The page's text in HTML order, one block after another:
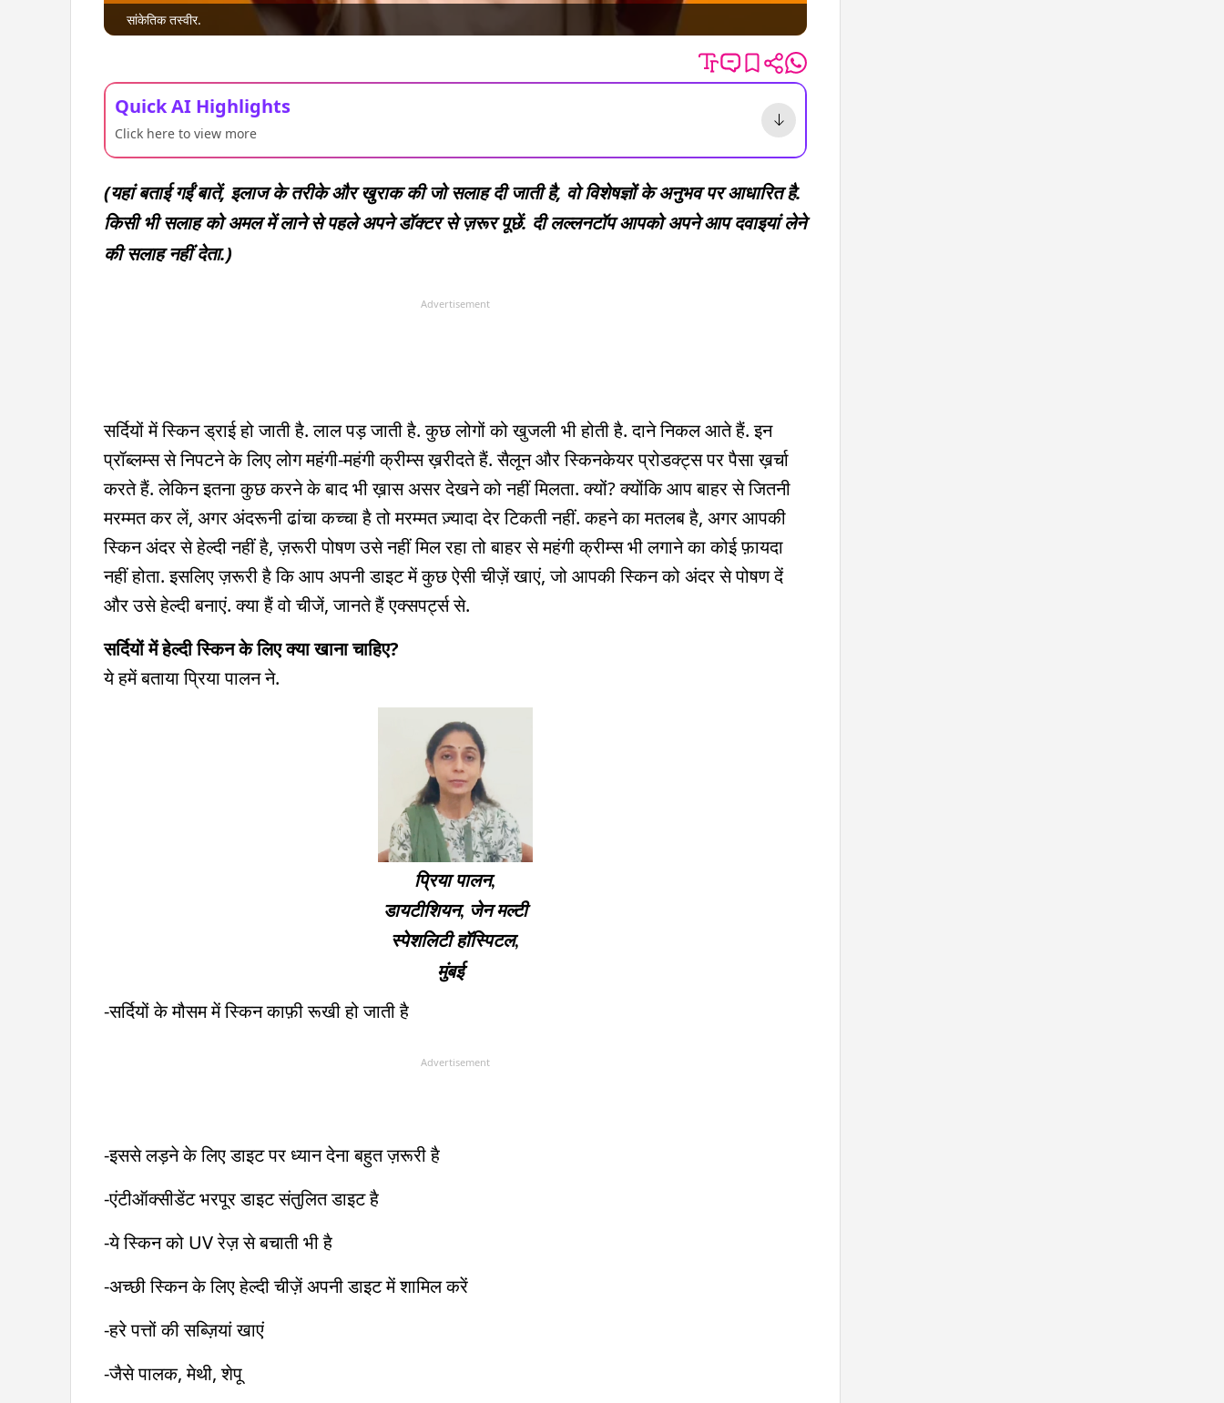
सांकेतिक तस्वीर.
Quick AI Highlights
Click here to view more
(यहां बताई गईं बातें, इलाज के तरीके और खुराक की जो सलाह दी जाती है, वो विशेषज्ञों के अनुभव पर आधारित है.
किसी भी सलाह को अमल में लाने से पहले अपने डॉक्टर से ज़रूर पूछें. दी लल्लनटॉप आपको अपने आप दवाइयां लेने
की सलाह नहीं देता.)
Advertisement
सर्दियों में स्किन ड्राई हो जाती है. लाल पड़ जाती है. कुछ लोगों को खुजली भी होती है. दाने निकल आते हैं. इन
प्रॉब्लम्स से निपटने के लिए लोग महंगी-महंगी क्रीम्स ख़रीदते हैं. सैलून और स्किनकेयर प्रोडक्ट्स पर पैसा ख़र्चा
करते हैं. लेकिन इतना कुछ करने के बाद भी ख़ास असर देखने को नहीं मिलता. क्यों? क्योंकि आप बाहर से जितनी
मरम्मत कर लें, अगर अंदरूनी ढांचा कच्चा है तो मरम्मत ज़्यादा देर टिकती नहीं. कहने का मतलब है, अगर आपकी
स्किन अंदर से हेल्दी नहीं है, ज़रूरी पोषण उसे नहीं मिल रहा तो बाहर से महंगी क्रीम्स भी लगाने का कोई फ़ायदा
नहीं होता. इसलिए ज़रूरी है कि आप अपनी डाइट में कुछ ऐसी चीज़ें खाएं, जो आपकी स्किन को अंदर से पोषण दें
और उसे हेल्दी बनाएं. क्या हैं वो चीजें, जानते हैं एक्सपर्ट्स से.
सर्दियों में हेल्दी स्किन के लिए क्या खाना चाहिए?
ये हमें बताया प्रिया पालन ने.
प्रिया पालन,
डायटीशियन, जेन मल्टी
स्पेशलिटी हॉस्पिटल,
मुंबई
-सर्दियों के मौसम में स्किन काफ़ी रूखी हो जाती है
Advertisement
-इससे लड़ने के लिए डाइट पर ध्यान देना बहुत ज़रूरी है
-एंटीऑक्सीडेंट भरपूर डाइट संतुलित डाइट है
-ये स्किन को UV रेज़ से बचाती भी है
-अच्छी स्किन के लिए हेल्दी चीज़ें अपनी डाइट में शामिल करें
-हरे पत्तों की सब्ज़ियां खाएं
-जैसे पालक, मेथी, शेपू